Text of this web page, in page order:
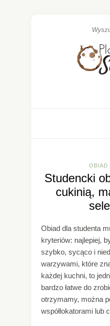
OBIAD
Studencki
cukinią,
Obiad dla studenta
kryteriów: najlepiej,
szybko, sycąco i
warzywami, które
każdej kuchni, to
bardzo łatwe do
otrzymamy, można
współlokatorami lub